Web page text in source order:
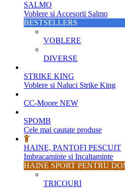
SALMO
Voblere si Accesorii Salmo
BESTSELLERS
VOBLERE
DIVERSE
STRIKE KING
Voblere si Naluci Strike King
CC-Moore NEW
SPOMB
Cele mai cautate produse
HAINE, PANTOFI PESCUIT
Imbracaminte si Incaltaminte
HAINE SPORT PENTRU
TRICOURI